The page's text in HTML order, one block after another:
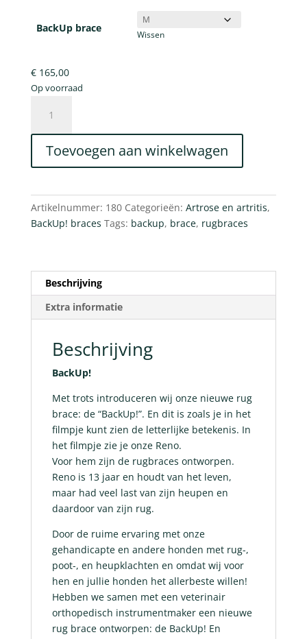
BackUp brace
Wissen
€165,00
Op voorraad
brace
aantal
Toevoegen aan winkelwagen
Artikelnummer: 180 Categorieën: Artrose en artritis,
BackUp! braces Tags: backup, brace, rugbraces
Beschrijving
Extra informatie
Beschrijving
BackUp!
Met trots introduceren wij onze nieuwe rug
brace: de “BackUp!”. En dit is zoals je in het
filmpje kunt zien de letterlijke betekenis. In
het filmpje zie je onze Reno.
Voor hem zijn de rugbraces ontworpen.
Reno is 13 jaar en houdt van het leven,
maar had veel last van zijn heupen en
daardoor van zijn rug.
Door de ruime ervaring met onze
gehandicapte en andere honden met rug-,
poot-, en heupklachten en omdat wij voor
hen en jullie honden het allerbeste willen!
Hebben we samen met een veterinair
orthopedisch instrumentmaker een nieuwe
rug brace ontworpen: de BackUp! En